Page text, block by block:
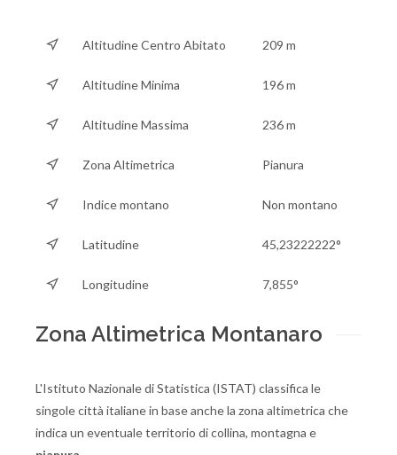
Altitudine Centro Abitato 209 m
Altitudine Minima 196 m
Altitudine Massima 236 m
Zona Altimetrica Pianura
Indice montano Non montano
Latitudine 45,23222222°
Longitudine 7,855°
Zona Altimetrica Montanaro
L'Istituto Nazionale di Statistica (ISTAT) classifica le
singole città italiane in base anche la zona altimetrica che
indica un eventuale territorio di collina, montagna e